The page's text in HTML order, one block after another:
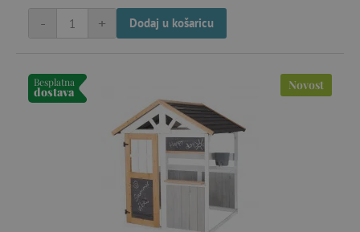
+
- Dodaj u košaricu
Besplatna
dostava Novost